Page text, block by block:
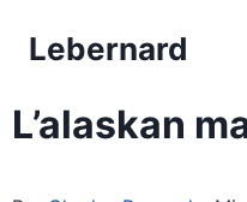
Lebernard
L’alaskan